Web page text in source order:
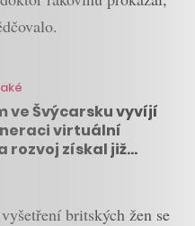
ve Švýcarsku vyvíjí
virtuální
rozvoj získal již
britských žen se